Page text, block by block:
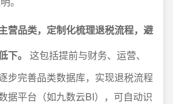
营品类，定制化梳理退税流程，避
下。
这包括提前与财务、运营、
步完善品类数据库，实现退税流程
据平台（如九数云BI），可自动识